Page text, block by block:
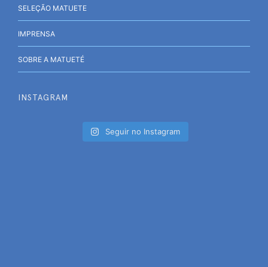
SELEÇÃO MATUETE
IMPRENSA
SOBRE A MATUETÉ
INSTAGRAM
Seguir no Instagram